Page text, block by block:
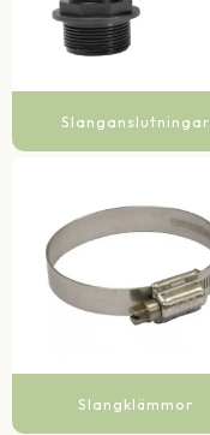
Slanganslutningar
Slangklämmor